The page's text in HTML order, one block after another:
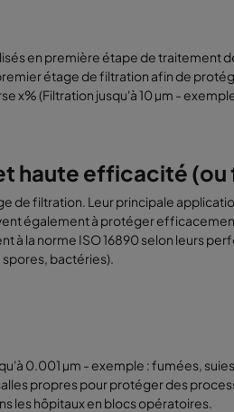
en première étape de traitement
étage de filtration afin de
x% (Filtration jusqu'à 10 µm -
haute efficacité
de filtration. Leur principale
également à protéger
à la norme ISO 16890 selon leurs
spores, bactéries).
0.001 µm - exemple : fumées,
propres pour protéger des
les hôpitaux en blocs opératoires.